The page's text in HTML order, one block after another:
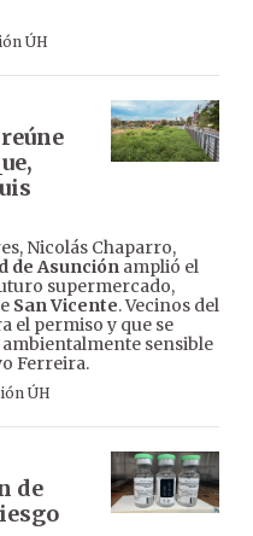
ÚH
Nicolás Chaparro,
de Asunción amplió el
supermercado,
San Vicente. Vecinos del
el permiso y que se
sensible
Ferreira.
ÚH
de